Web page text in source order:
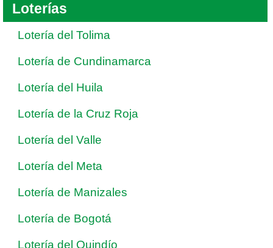
Loterías
Lotería del Tolima
Lotería de Cundinamarca
Lotería del Huila
Lotería de la Cruz Roja
Lotería del Valle
Lotería del Meta
Lotería de Manizales
Lotería de Bogotá
Lotería del Quindío